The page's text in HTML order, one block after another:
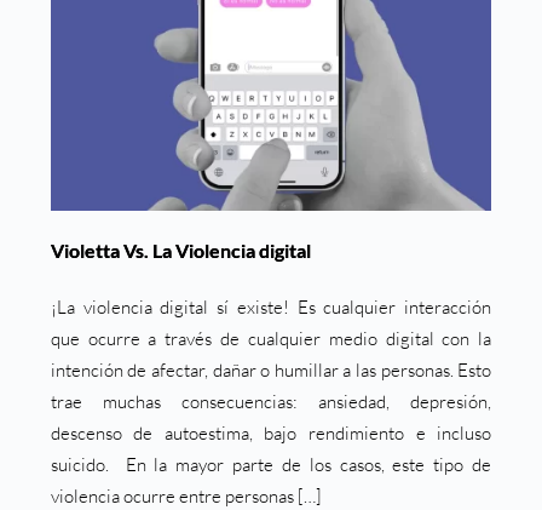
Violetta Vs. La Violencia digital
¡La violencia digital sí existe! Es cualquier interacción
que ocurre a través de cualquier medio digital con la
intención de afectar, dañar o humillar a las personas. Esto
trae muchas consecuencias: ansiedad, depresión,
descenso de autoestima, bajo rendimiento e incluso
suicido. En la mayor parte de los casos, este tipo de
violencia ocurre entre personas […]